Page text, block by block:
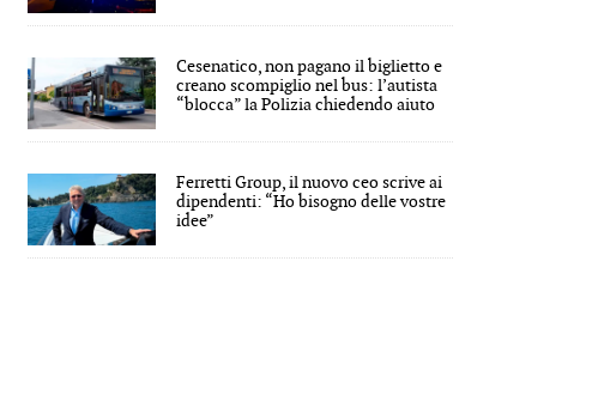
Cesenatico, non pagano il biglietto e
creano scompiglio nel bus: l’autista
“blocca” la Polizia chiedendo aiuto
Ferretti Group, il nuovo ceo scrive ai
dipendenti: “Ho bisogno delle vostre
idee”